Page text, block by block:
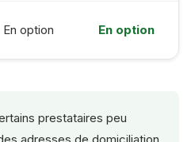
En option En option
prestataires peu